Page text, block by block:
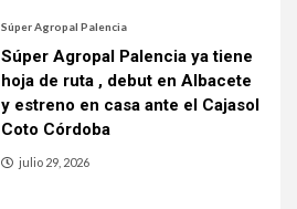
Súper Agropal Palencia
Súper Agropal Palencia ya tiene
hoja de ruta , debut en Albacete
y estreno en casa ante el Cajasol
Coto Córdoba
julio 29, 2026